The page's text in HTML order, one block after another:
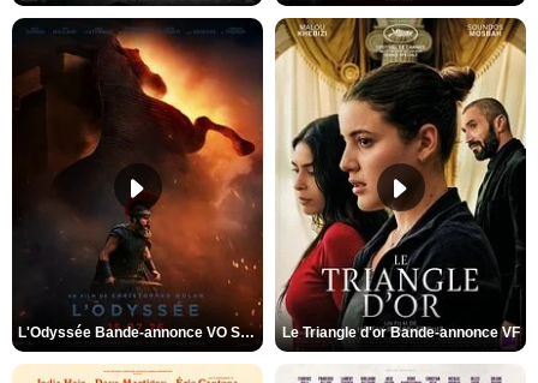
L'Odyssée Bande-annonce VO STFR Le Triangle d'or Bande-annonce VF